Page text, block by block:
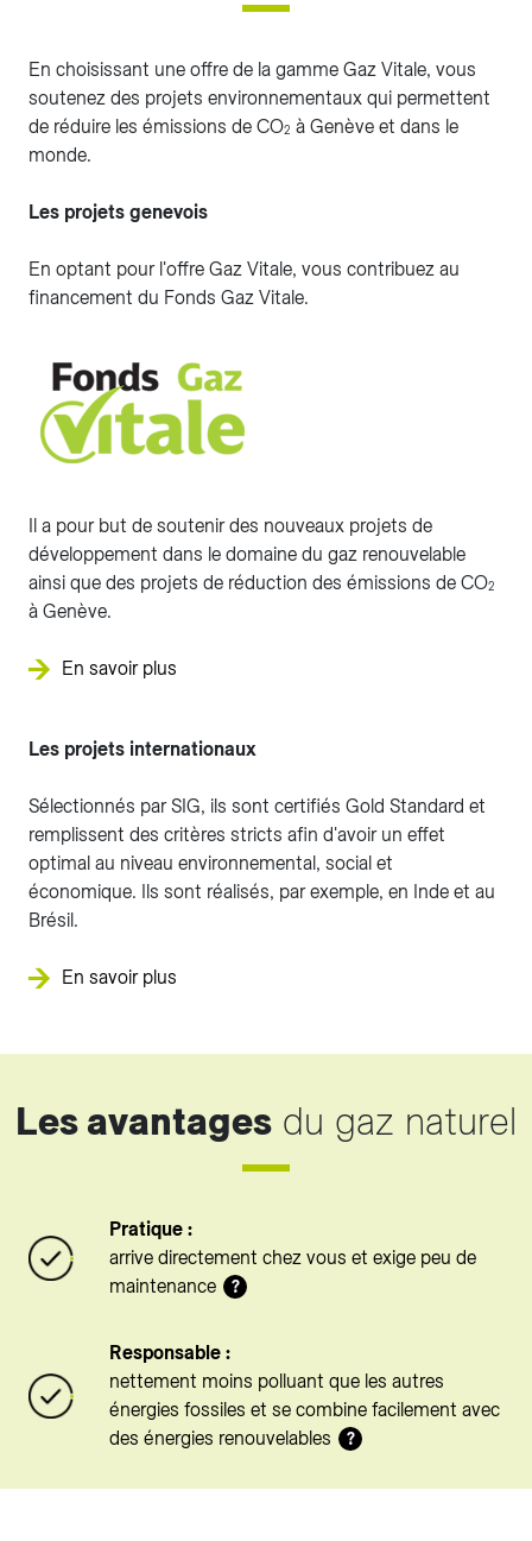
En choisissant une offre de la gamme Gaz Vitale, vous
soutenez des projets environnementaux qui permettent
de réduire les émissions de CO2 à Genève et dans le
monde.
Les projets genevois
En optant pour l'offre Gaz Vitale, vous contribuez au
financement du Fonds Gaz Vitale.
Il a pour but de soutenir des nouveaux projets de
développement dans le domaine du gaz renouvelable
ainsi que des projets de réduction des émissions de CO2
à Genève.
En savoir plus
Les projets internationaux
Sélectionnés par SIG, ils sont certifiés Gold Standard et
remplissent des critères stricts afin d'avoir un effet
optimal au niveau environnemental, social et
économique. Ils sont réalisés, par exemple, en Inde et au
Brésil.
En savoir plus
Les avantages du gaz naturel
Pratique :
arrive directement chez vous et exige peu de
maintenance
?
Responsable :
nettement moins polluant que les autres
énergies fossiles et se combine facilement avec
des énergies renouvelables
?